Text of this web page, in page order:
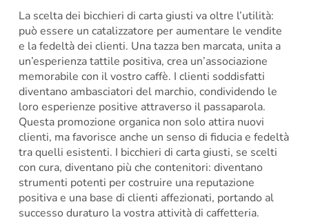
La scelta dei bicchieri di carta giusti va oltre l’utilità:
può essere un catalizzatore per aumentare le vendite
e la fedeltà dei clienti. Una tazza ben marcata, unita a
un’esperienza tattile positiva, crea un’associazione
memorabile con il vostro caffè. I clienti soddisfatti
diventano ambasciatori del marchio, condividendo le
loro esperienze positive attraverso il passaparola.
Questa promozione organica non solo attira nuovi
clienti, ma favorisce anche un senso di fiducia e fedeltà
tra quelli esistenti. I bicchieri di carta giusti, se scelti
con cura, diventano più che contenitori: diventano
strumenti potenti per costruire una reputazione
positiva e una base di clienti affezionati, portando al
successo duraturo la vostra attività di caffetteria.